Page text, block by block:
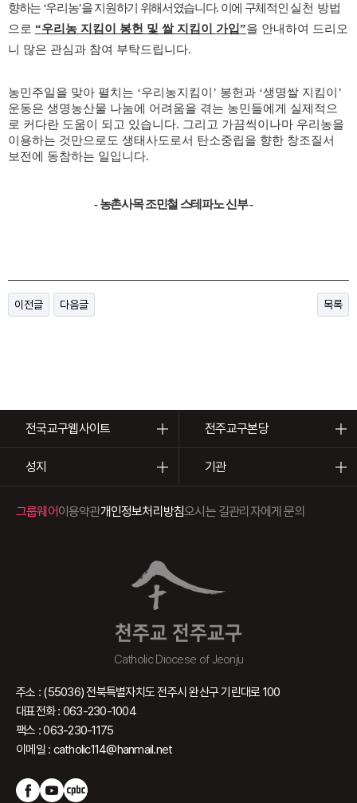
향하는 ‘우리농’을 지원하기 위해서였습니다. 이에 구체적인 실천 방법
으로 “우리농 지킴이 봉헌 및 쌀 지킴이 가입”을 안내하여 드리오
니 많은 관심과 참여 부탁드립니다.
농민주일을 맞아 펼치는 ‘우리농지킴이’ 봉헌과 ‘생명쌀 지킴이’
운동은 생명농산물 나눔에 어려움을 겪는 농민들에게 실제적으
로 커다란 도움이 되고 있습니다. 그리고 가끔씩이나마 우리농을
이용하는 것만으로도 생태사도로서 탄소중립을 향한 창조질서
보전에 동참하는 일입니다.
-농촌사목 조민철 스테파노 신부-
이전글 다음글 목록
전국교구웹사이트 전주교구본당
성지 기관
천주교 전주교구
Catholic Diocese of Jeonju
그룹웨어이용약관개인정보처리방침오시는 길관리자에게 문의
주소 : (55036) 전북특별자치도 전주시 완산구 기린대로 100
대표전화 : 063-230-1004
팩스 : 063-230-1175
이메일 : catholic114@hanmail.net